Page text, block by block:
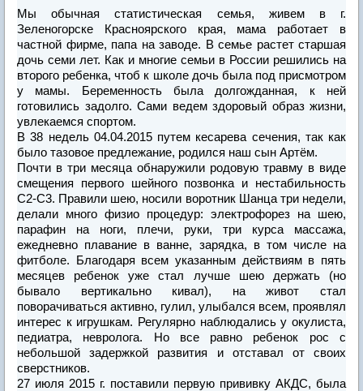
Мы обычная статистическая семья, живем в г.
Зеленогорске Красноярского края, мама работает в
частной фирме, папа на заводе. В семье растет старшая
дочь семи лет. Как и многие семьи в России решились на
второго ребенка, чтоб к школе дочь была под присмотром
у мамы. Беременность была долгожданная, к ней
готовились задолго. Сами ведем здоровый образ жизни,
увлекаемся спортом.
В 38 недель 04.04.2015 путем кесарева сечения, так как
было тазовое предлежание, родился наш сын Артём.
Почти в три месяца обнаружили родовую травму в виде
смещения первого шейного позвонка и нестабильность
С2-С3. Правили шею, носили воротник Шанца три недели,
делали много физио процедур: электрофорез на шею,
парафин на ноги, плечи, руки, три курса массажа,
ежедневно плавание в ванне, зарядка, в том числе на
фитболе. Благодаря всем указанным действиям в пять
месяцев ребенок уже стал лучше шею держать (но
бывало вертикально кивал), на живот стал
поворачиваться активно, гулил, улыбался всем, проявлял
интерес к игрушкам. Регулярно наблюдались у окулиста,
педиатра, невролога. Но все равно ребенок рос с
небольшой задержкой развития и отставал от своих
сверстников.
27 июля 2015 г. поставили первую прививку АКДС, была